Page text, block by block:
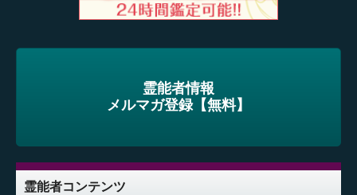
霊能者情報
メルマガ登録【無料】
霊能者コンテンツ